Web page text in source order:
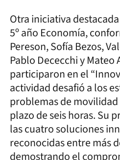
Otra iniciativa
5º año Economía,
Pereson, Sofía Bezos,
Pablo Dececchi y Mateo
participaron en el
actividad desafió a los
problemas de
plazo de seis horas. Su
las cuatro soluciones
reconocidas entre más
demostrando el